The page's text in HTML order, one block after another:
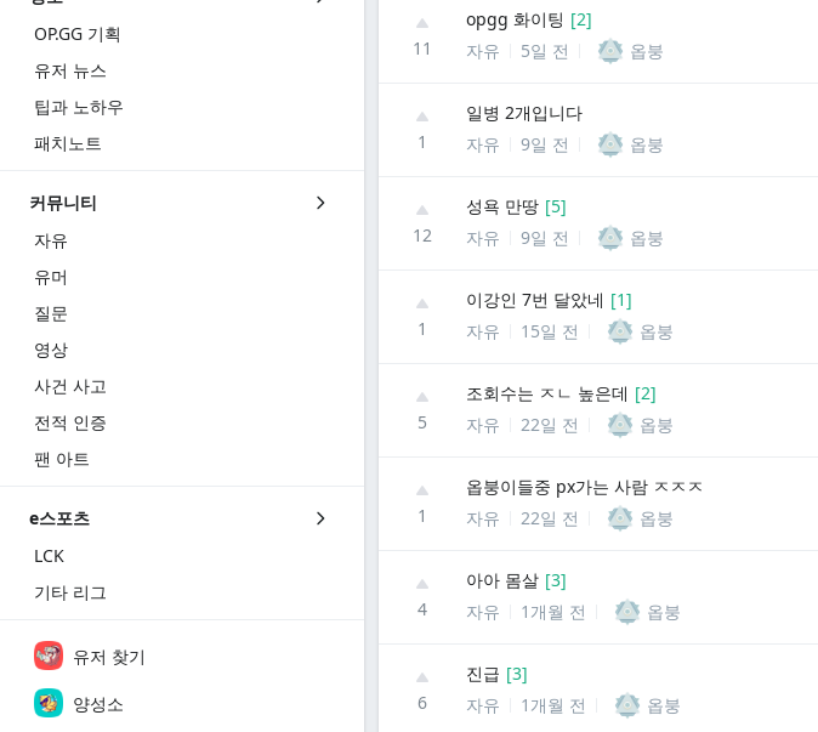
OP.GG 기획
유저 뉴스
팁과 노하우
패치노트
커뮤니티
자유
유머
질문
영상
사건 사고
전적 인증
팬 아트
e스포츠
LCK
기타 리그
유저 찾기
양성소
11
opgg 화이팅 [2]
자유
5일 전 옵붕
1
일병 2개입니다
자유
9일 전 옵붕
12
성욕 만땅 [5]
자유
9일 전 옵붕
1
이강인 7번 달았네 [1]
자유
15일 전 옵붕
5
조회수는 ㅈㄴ 높은데 [2]
자유
22일 전 옵붕
1
옵붕이들중 px가는 사람 ㅈㅈㅈ
자유
22일 전 옵붕
4
아아 몸살 [3]
자유
1개월 전 옵붕
6
진급 [3]
자유
1개월 전 옵붕